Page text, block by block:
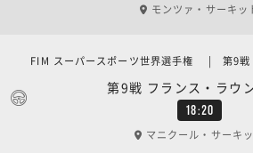
モンツァ・サーキッ
18:20
第9戦 フランス・ラウ
FIM スーパースポーツ世界選手権 | 第9戦
マニクール・サーキ